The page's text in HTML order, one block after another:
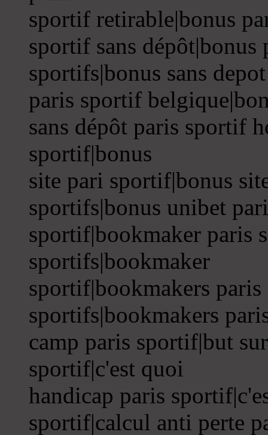
sportif retirable|bonus
sportif sans
sportifs|bonus sans
paris sportif
sans dépôt paris sportif
sportif|bonus
site pari sportif|bonus
sportifs|bonus unibet
sportif|bookmaker paris
sportifs|bookmaker
sportif|bookmakers
sportifs|bookmakers
camp paris sportif|but
sportif|c'est quoi
handicap paris
sportif|calcul anti perte